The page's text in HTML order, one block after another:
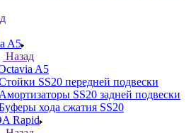
A5
Назад
A5
SS20 передней подвески
Амортизаторы SS20 задней подвески
хода сжатия SS20
Rapid